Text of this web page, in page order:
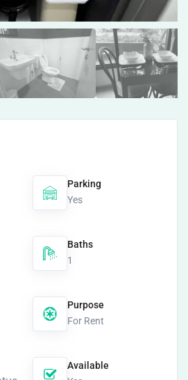
Parking
Yes
Baths
1
Purpose
For Rent
Available